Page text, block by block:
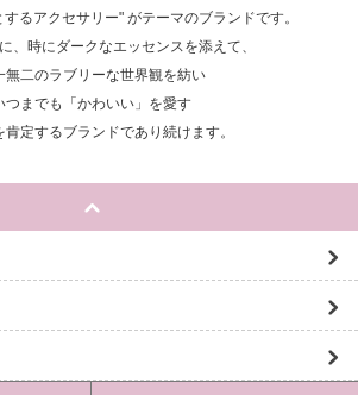
るアクセサリー" がテーマのブランドです。
、時にダークなエッセンスを添えて、
無二のラブリーな世界観を紡い
つまでも「かわいい」を愛す
肯定するブランドであり続けます。